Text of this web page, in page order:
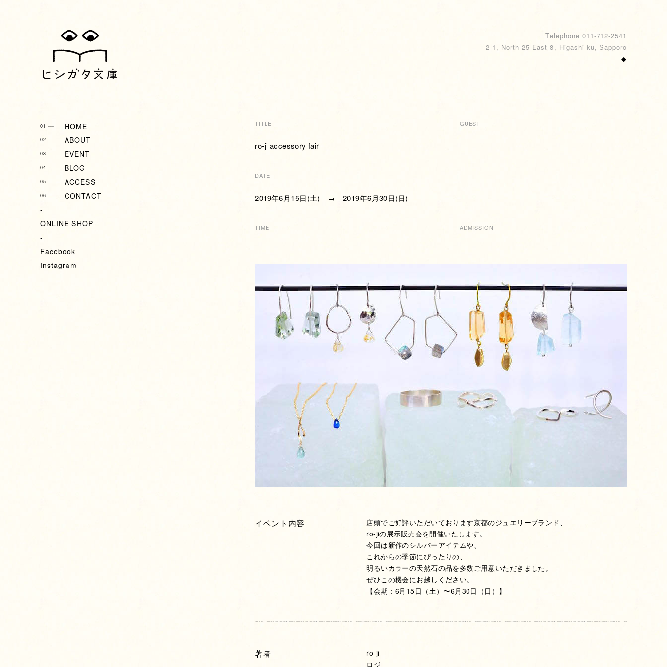
01 --- HOME
02 --- ABOUT
03 --- EVENT
04 --- BLOG
05 --- ACCESS
06 --- CONTACT
-
ONLINE SHOP
-
Facebook
Instagram
Telephone 011-712-2541
2-1, North 25 East 8, Higashi-ku, Sapporo
◆
TITLE
-
ro-ji accessory fair
GUEST
-
DATE
-
2019年6月15日(土) → 2019年6月30日(日)
TIME
-
ADMISSION
-
イベント内容
店頭でご好評いただいております京都のジュエリーブランド、
ro-jiの展示販売会を開催いたします。
今回は新作のシルバーアイテムや、
これからの季節にぴったりの、
明るいカラーの天然石の品を多数ご用意いただきました。
ぜひこの機会にお越しください。
【会期：6月15日（土）〜6月30日（日）】
著者
ro-ji
ロジ